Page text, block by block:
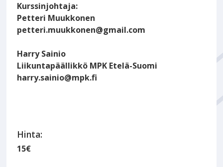
Kurssinjohtaja:
Petteri Muukkonen
petteri.muukkonen@gmail.com
Harry Sainio
Liikuntapäällikkö MPK Etelä-Suomi
harry.sainio@mpk.fi
Hinta:
15€